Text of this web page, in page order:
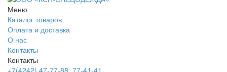
Меню
Каталог товаров
Оплата и доставка
О нас
Контакты
Контакты